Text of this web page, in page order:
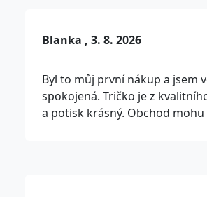
Blanka , 3. 8. 2026
Byl to můj první nákup a jsem
spokojená. Tričko je z
a potisk krásný. Obchod